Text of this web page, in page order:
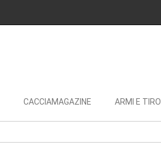
CACCIAMAGAZINE ARMI E TIRO